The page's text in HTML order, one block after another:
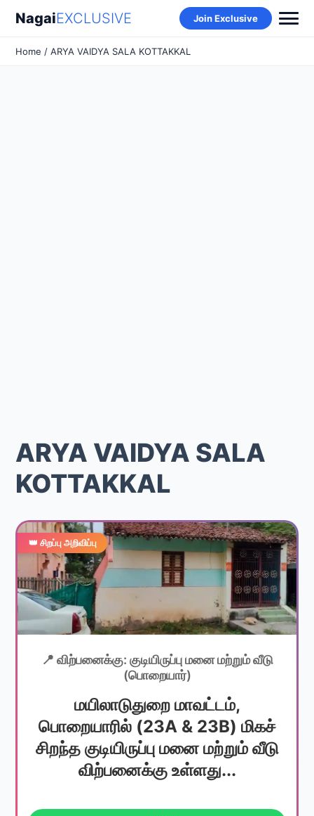
NagaiEXCLUSIVE Join Exclusive
Home / ARYA VAIDYA SALA KOTTAKKAL
ARYA VAIDYA SALA
KOTTAKKAL
👑 சிறப்பு அறிவிப்பு
📍 விற்பனைக்கு: குடியிருப்பு மனை மற்றும் வீடு
(பொறையார்)
மயிலாடுதுறை மாவட்டம்,
பொறையாரில் (23A & 23B) மிகச்
சிறந்த குடியிருப்பு மனை மற்றும் வீடு
விற்பனைக்கு உள்ளது...